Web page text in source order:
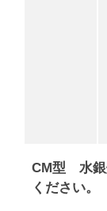
CM型 水銀
ください。